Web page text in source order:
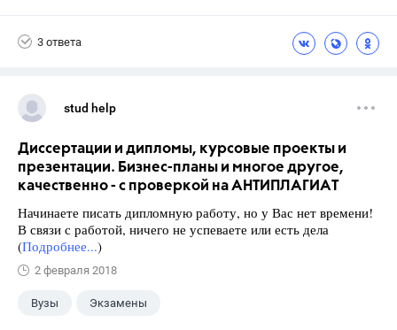
3 ответа
stud help
Диссертации и дипломы, курсовые проекты и
презентации. Бизнес-планы и многое другое,
качественно - с проверкой на АНТИПЛАГИАТ
Начинаете писать дипломную работу, но у Вас нет времени!
В связи с работой, ничего не успеваете или есть дела
(Подробнее...)
2 февраля 2018
Вузы Экзамены